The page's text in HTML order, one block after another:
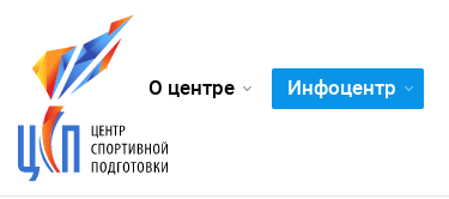
О центре Инфоцентр